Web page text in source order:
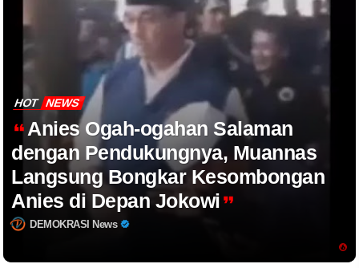
HOT NEWS
Anies Ogah-ogahan Salaman
dengan Pendukungnya, Muannas
Langsung Bongkar Kesombongan
Anies di Depan Jokowi
DEMOKRASI News